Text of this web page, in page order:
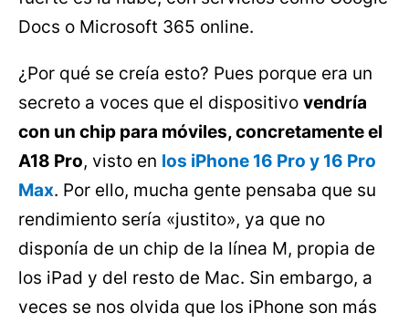
Docs o Microsoft 365 online.
¿Por qué se creía esto? Pues porque era un
secreto a voces que el dispositivo vendría
con un chip para móviles, concretamente el
A18 Pro, visto en los iPhone 16 Pro y 16 Pro
Max. Por ello, mucha gente pensaba que su
rendimiento sería «justito», ya que no
disponía de un chip de la línea M, propia de
los iPad y del resto de Mac. Sin embargo, a
veces se nos olvida que los iPhone son más